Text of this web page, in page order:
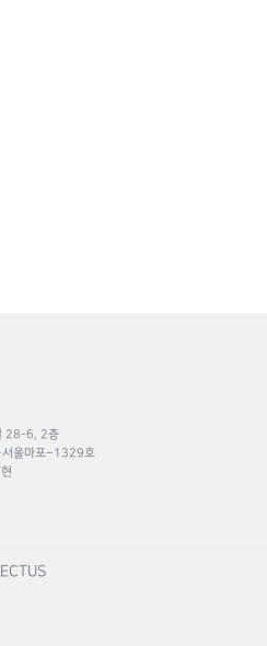
28-6, 2층
울마포–1329호